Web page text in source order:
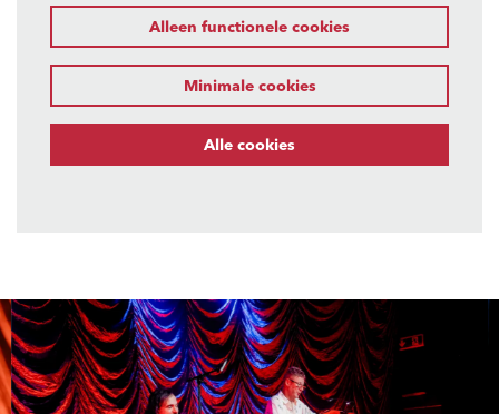
Alleen functionele cookies
Minimale cookies
Alle cookies
Overslaan